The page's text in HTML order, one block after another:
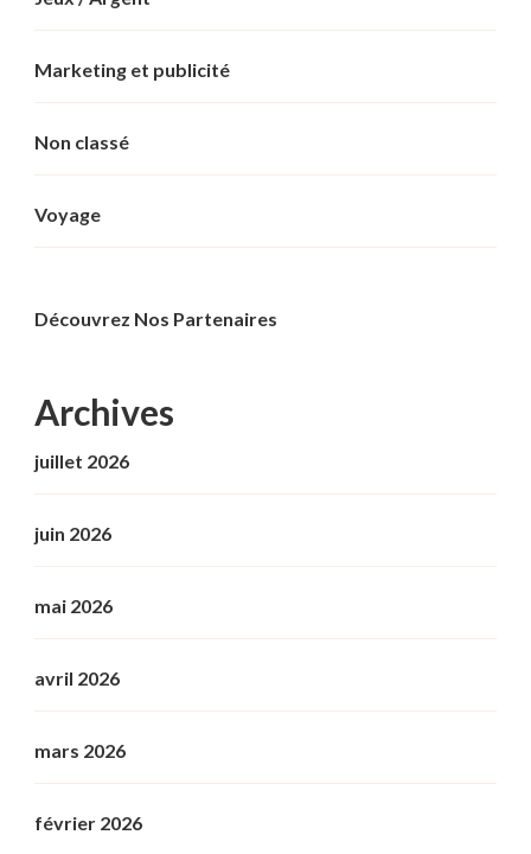
Marketing et publicité
Non classé
Voyage
Découvrez Nos Partenaires
Archives
juillet 2026
juin 2026
mai 2026
avril 2026
mars 2026
février 2026